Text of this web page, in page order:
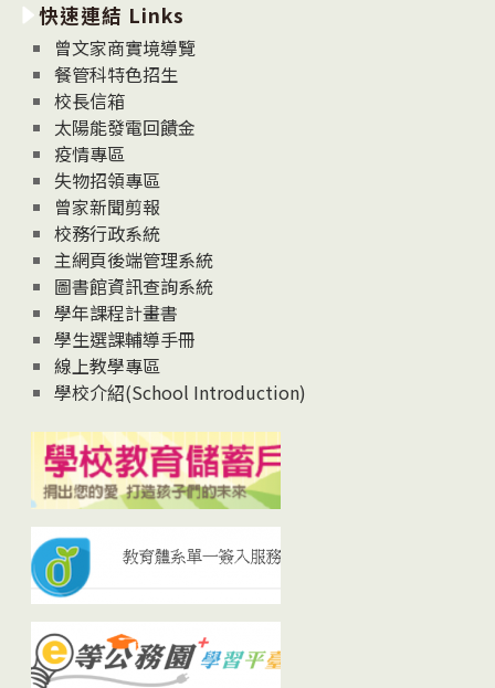
消
息
News
快速連結 Links
曾文家商實境導覽
餐管科特色招生
校長信箱
太陽能發電回饋金
疫情專區
失物招領專區
曾家新聞剪報
校務行政系統
主網頁後端管理系統
圖書館資訊查詢系統
學年課程計畫書
學生選課輔導手冊
線上教學專區
學校介紹(School Introduction)